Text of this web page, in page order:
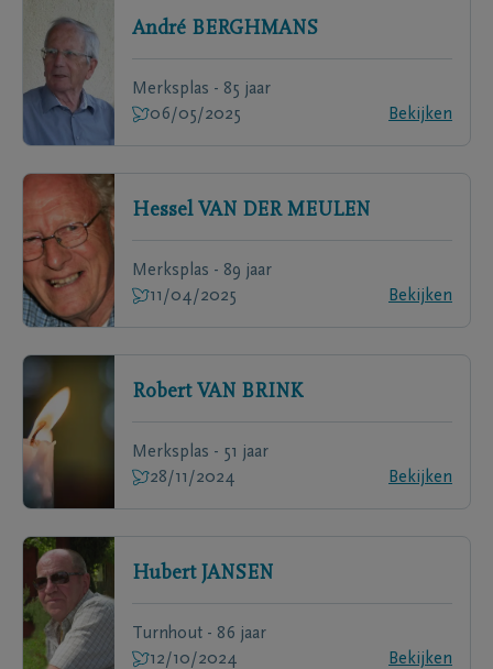
André BERGHMANS
Merksplas - 85 jaar
06/05/2025
Bekijken
Hessel VAN DER MEULEN
Merksplas - 89 jaar
11/04/2025
Bekijken
Robert VAN BRINK
Merksplas - 51 jaar
28/11/2024
Bekijken
Hubert JANSEN
Turnhout - 86 jaar
12/10/2024
Bekijken